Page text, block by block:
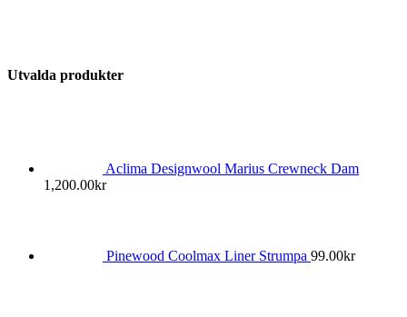
Utvalda produkter
Aclima Designwool Marius Crewneck Dam
1,200.00kr
Pinewood Coolmax Liner Strumpa 99.00kr